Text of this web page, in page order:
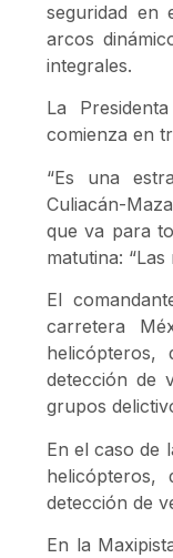
seguridad en
arcos
integrales.
La
comienza en
“Es una
Culiacán-
que va para
matutina:
El
carretera
detección de
grupos
En el caso de
detección de
En la